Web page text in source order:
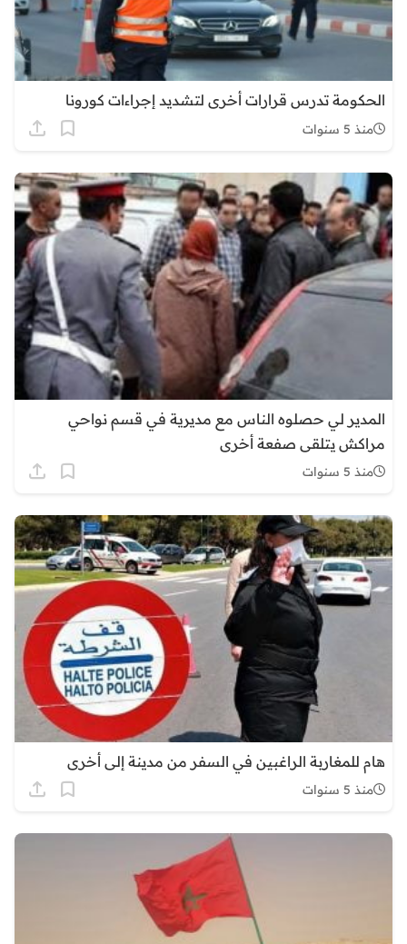
الحكومة تدرس قرارات أخرى لتشديد إجراءات كورونا
منذ 5 سنوات
المدير لي حصلوه الناس مع مديرية في قسم نواحي
مراكش يتلقى صفعة أخرى
منذ 5 سنوات
هام للمغاربة الراغبين في السفر من مدينة إلى أخرى
منذ 5 سنوات